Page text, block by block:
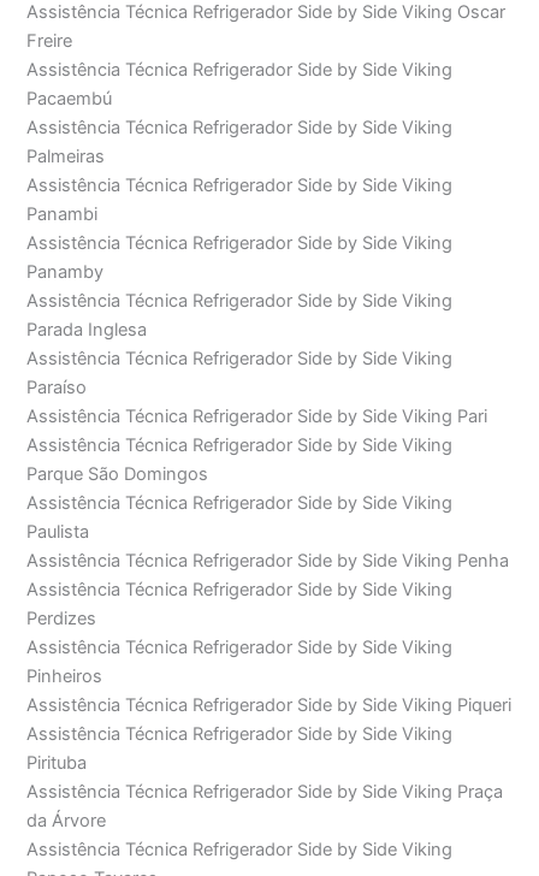
Assistência Técnica Refrigerador Side by Side Viking Oscar
Freire
Assistência Técnica Refrigerador Side by Side Viking
Pacaembú
Assistência Técnica Refrigerador Side by Side Viking
Palmeiras
Assistência Técnica Refrigerador Side by Side Viking
Panambi
Assistência Técnica Refrigerador Side by Side Viking
Panamby
Assistência Técnica Refrigerador Side by Side Viking
Parada Inglesa
Assistência Técnica Refrigerador Side by Side Viking
Paraíso
Assistência Técnica Refrigerador Side by Side Viking Pari
Assistência Técnica Refrigerador Side by Side Viking
Parque São Domingos
Assistência Técnica Refrigerador Side by Side Viking
Paulista
Assistência Técnica Refrigerador Side by Side Viking Penha
Assistência Técnica Refrigerador Side by Side Viking
Perdizes
Assistência Técnica Refrigerador Side by Side Viking
Pinheiros
Assistência Técnica Refrigerador Side by Side Viking Piqueri
Assistência Técnica Refrigerador Side by Side Viking
Pirituba
Assistência Técnica Refrigerador Side by Side Viking Praça
da Árvore
Assistência Técnica Refrigerador Side by Side Viking